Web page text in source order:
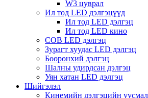
W3 цуврал
Ил тод LED дэлгэцүүд
Ил тод LED дэлгэц
Ил тод LED кино
COB LED дэлгэц
Зурагт хуудас LED дэлгэц
Бөөрөнхий дэлгэц
Шалны удирдсан дэлгэц
Уян хатан LED дэлгэц
Шийгэлэл
Кинемийн дэлгэцийн уусмал